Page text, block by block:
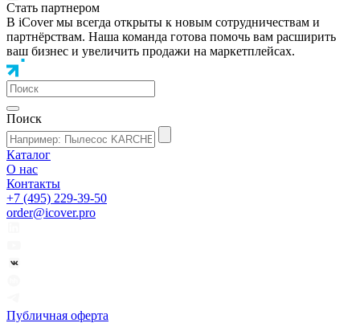
Стать партнером
В iCover мы всегда открыты к новым сотрудничествам и
партнёрствам. Наша команда готова помочь вам расширить
ваш бизнес и увеличить продажи на маркетплейсах.
Поиск
Каталог
О нас
Контакты
+7 (495) 229-39-50
order@icover.pro
Публичная оферта